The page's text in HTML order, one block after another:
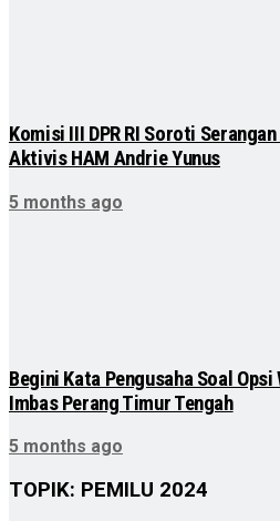
Komisi III DPR RI Soroti
Aktivis HAM Andrie Yunus
5 months ago
Begini Kata Pengusaha Soal Opsi
Imbas Perang Timur Tengah
5 months ago
TOPIK: PEMILU 2024